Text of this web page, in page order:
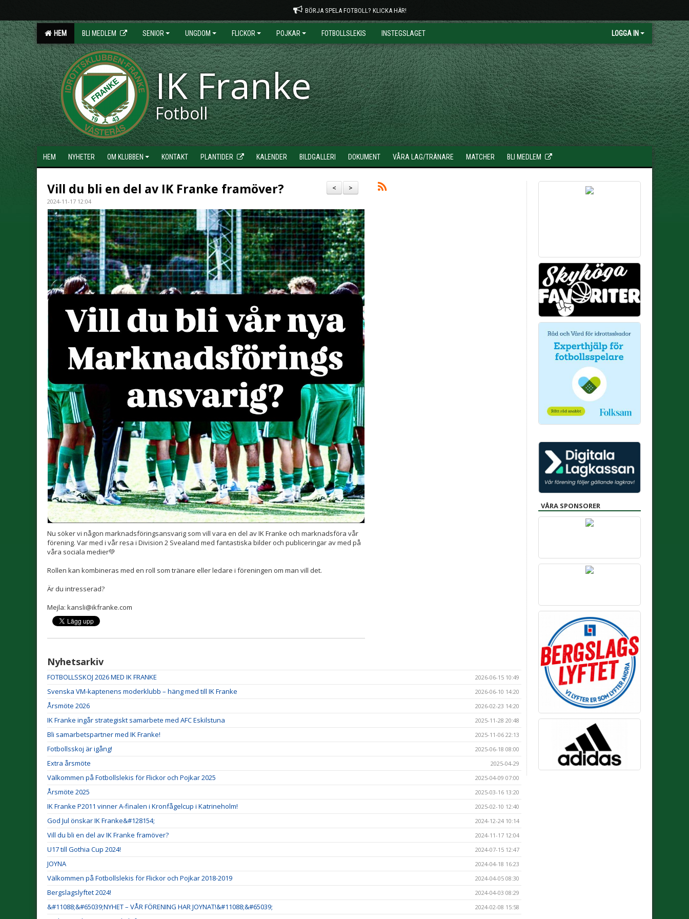
BÖRJA SPELA FOTBOLL? KLICKA HÄR!
HEM BLI MEDLEM SENIOR UNGDOM FLICKOR POJKAR FOTBOLLSLEKIS INSTEGSLAGET LOGGA IN
IK Franke
Fotboll
HEM NYHETER OM KLUBBEN KONTAKT PLANTIDER KALENDER BILDGALLERI DOKUMENT VÅRA LAG/TRÄNARE MATCHER BLI MEDLEM
>
<
Vill du bli en del av IK Franke framöver?
2024-11-17 12:04
Nu söker vi någon marknadsföringsansvarig som vill vara en del av IK Franke och marknadsföra vår
förening. Var med i vår resa i Division 2 Svealand med fantastiska bilder och publiceringar av med på
våra sociala medier💚
Rollen kan kombineras med en roll som tränare eller ledare i föreningen om man vill det.
Är du intresserad?
Mejla: kansli@ikfranke.com
Nyhetsarkiv
FOTBOLLSSKOJ 2026 MED IK FRANKE 2026-06-15 10:49
Svenska VM-kaptenens moderklubb – häng med till IK Franke 2026-06-10 14:20
Årsmöte 2026 2026-02-23 14:20
IK Franke ingår strategiskt samarbete med AFC Eskilstuna 2025-11-28 20:48
Bli samarbetspartner med IK Franke! 2025-11-06 22:13
Fotbollsskoj är igång! 2025-06-18 08:00
Extra årsmöte 2025-04-29
Välkommen på Fotbollslekis för Flickor och Pojkar 2025 2025-04-09 07:00
Årsmöte 2025 2025-03-16 13:20
IK Franke P2011 vinner A-finalen i Kronfågelcup i Katrineholm! 2025-02-10 12:40
God Jul önskar IK Franke&#128154; 2024-12-24 10:14
Vill du bli en del av IK Franke framöver? 2024-11-17 12:04
U17 till Gothia Cup 2024! 2024-07-15 12:47
JOYNA 2024-04-18 16:23
Välkommen på Fotbollslekis för Flickor och Pojkar 2018-2019 2024-04-05 08:30
Bergslagslyftet 2024! 2024-04-03 08:29
&#11088;&#65039;NYHET – VÅR FÖRENING HAR JOYNAT!&#11088;&#65039; 2024-02-08 15:58
VÅRA SPONSORER